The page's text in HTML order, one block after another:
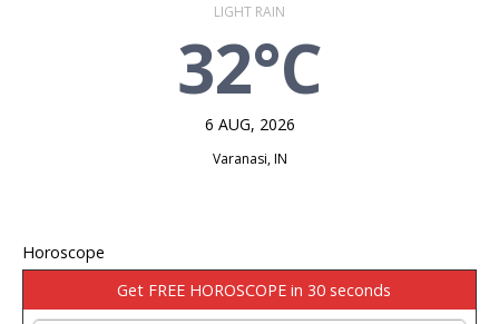
LIGHT RAIN
32°C
6 AUG, 2026
Varanasi, IN
Horoscope
Get FREE HOROSCOPE in 30 seconds